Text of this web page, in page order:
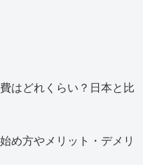
はどれくらい？日本と比
め方やメリット・デメリ